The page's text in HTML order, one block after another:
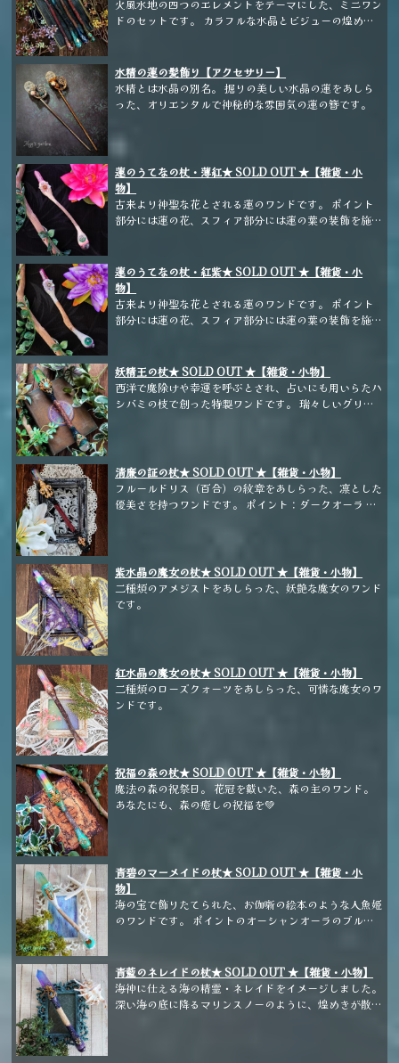
火風水地の四つのエレメントをテーマにした、ミニワン
ドのセットです。 カラフルな水晶とビジューの煌めき
水精の蓮の髪飾り【アクセサリー】
水精とは水晶の別名。 掘りの美しい水晶の蓮をあしら
った、オリエンタルで神秘的な雰囲気の蓮の簪です。
蓮のうてなの杖・薄紅★ SOLD OUT ★【雑貨・小
物】
古来より神聖な花とされる蓮のワンドです。 ポイント
部分には蓮の花、スフィア部分には蓮の葉の装飾を施し
す。
蓮のうてなの杖・紅紫★ SOLD OUT ★【雑貨・小
物】
古来より神聖な花とされる蓮のワンドです。 ポイント
部分には蓮の花、スフィア部分には蓮の葉の装飾を施し
ます。
妖精王の杖★ SOLD OUT ★【雑貨・小物】
西洋で魔除けや幸運を呼ぶとされ、占いにも用いらたハ
シバミの枝で創った特製ワンドです。 瑞々しいグリー
清廉の証の杖★ SOLD OUT ★【雑貨・小物】
フルールドリス（百合）の紋章をあしらった、凛とした
優美さを持つワンドです。 ポイント：ダークオーラ ス
紫水晶の魔女の杖★ SOLD OUT ★【雑貨・小物】
二種類のアメジストをあしらった、妖艶な魔女のワンド
です。
紅水晶の魔女の杖★ SOLD OUT ★【雑貨・小物】
二種類のローズクォーツをあしらった、可憐な魔女のワ
ンドです。
祝福の森の杖★ SOLD OUT ★【雑貨・小物】
魔法の森の祝祭日。 花冠を戴いた、森の主のワンド。
あなたにも、森の癒しの祝福を💚
青碧のマーメイドの杖★ SOLD OUT ★【雑貨・小
物】
海の宝で飾りたてられた、お伽噺の絵本のような人魚姫
のワンドです。 ポイントのオーシャンオーラのブルー
青藍のネレイドの杖★ SOLD OUT ★【雑貨・小物】
海神に仕える海の精霊・ネレイドをイメージしました。
深い海の底に降るマリンスノーのように、煌めきが散り